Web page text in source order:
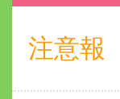
注意報